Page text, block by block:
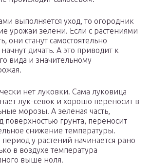
выполняется уход, то огородник
урожаи зелени. Если с растениями
они станут самостоятельно
дичать. А это приводит к
вида и значительному
нет луковки. Сама луковица
лук-севок и хорошо переносит в
морозы. А зеленая часть,
поверхностью грунта, переносит
снижение температуры.
у растений начинается рано
в воздухе температура
выше ноля.